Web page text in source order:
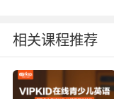
第二、设定孩子
相关课程推荐